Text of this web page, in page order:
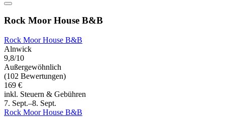
Rock Moor House B&B
Rock Moor House B&B
Alnwick
9,8/10
Außergewöhnlich
(102 Bewertungen)
169 €
inkl. Steuern & Gebühren
7. Sept.–8. Sept.
Rock Moor House B&B